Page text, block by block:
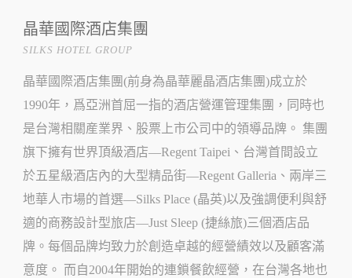
晶華國際酒店集團
SILKS HOTEL GROUP
晶華國際酒店集團(前身為晶華麗晶酒店集團)成立於
1990年，爲亞洲首屈一指的酒店營運管理集團，同時也
是台灣相關産業界、股票上市公司中的領導品牌。 集團
旗下擁有世界頂級酒店—Regent Taipei、台灣首間設立
於五星級酒店內的大型精品街—Regent Galleria、兩岸三
地華人市場的首選—Silks Place (晶英)以及強調便利與舒
適的商務設計型旅店—Just Sleep (捷絲旅)三個酒店品
牌。每個品牌均致力於創造卓越的經營績效以及顧客滿
意度。 而自2004年開始的連鎖餐飲經營，在台灣各地也